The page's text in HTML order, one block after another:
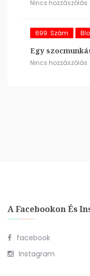
Nincs hozzászólás
699. Szám
Egy
Nincs hozzászólás
A Facebookon És
facebook
Instagram